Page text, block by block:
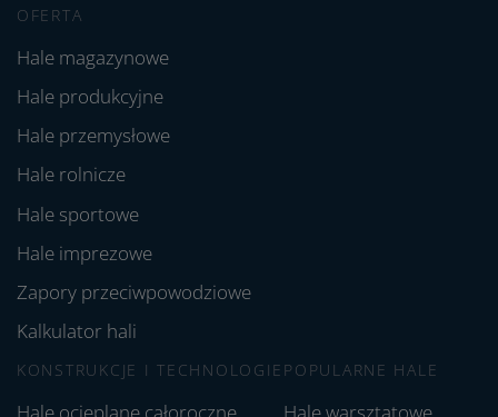
OFERTA
Hale magazynowe
Hale produkcyjne
Hale przemysłowe
Hale rolnicze
Hale sportowe
Hale imprezowe
Zapory przeciwpowodziowe
Kalkulator hali
KONSTRUKCJE I TECHNOLOGIE
Hale ocieplane całoroczne
POPULARNE HALE
Hale warsztatowe